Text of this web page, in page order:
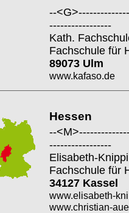
--
-----------------
Kath.
Fachschule für
89073 Ulm
www.kafaso.de
Hessen
--
-----------------
Elisabeth-
Fachschule für
34127 Kassel
www.elisabeth-
www.christian-